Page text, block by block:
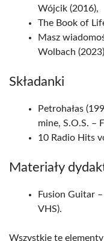
Wójcik (2016),
The Book of
Masz
Wolbach
Składanki
Petrohałas
mine, S.O.S. –
10 Radio Hits
Materiały
Fusion Guitar
VHS).
Wszystkie te